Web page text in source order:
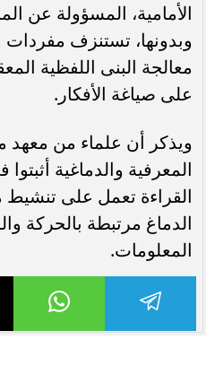
الأمامية، المسؤولة عن
وبدونها، تستنزف مفردات
معالجة البنى اللفظية
على صياغة الأفكار.
ويذكر أن علماء من معهد
المعرفية والدماغية
القراءة تعمل على
الدماغ مرتبطة بالحركة
المعلومات.